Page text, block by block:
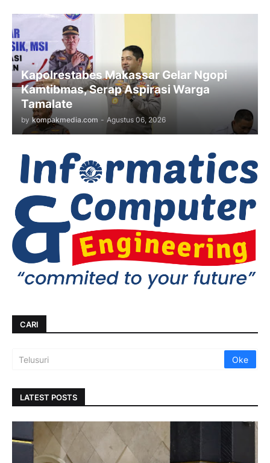
Kapolrestabes Makassar Gelar Ngopi
Kamtibmas, Serap Aspirasi Warga
Tamalate
by kompakmedia.com - Agustus 06, 2026
CARI
LATEST POSTS